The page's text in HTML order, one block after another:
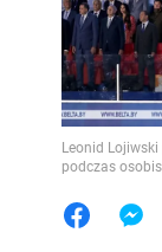
Leonid Lojiwski
podczas